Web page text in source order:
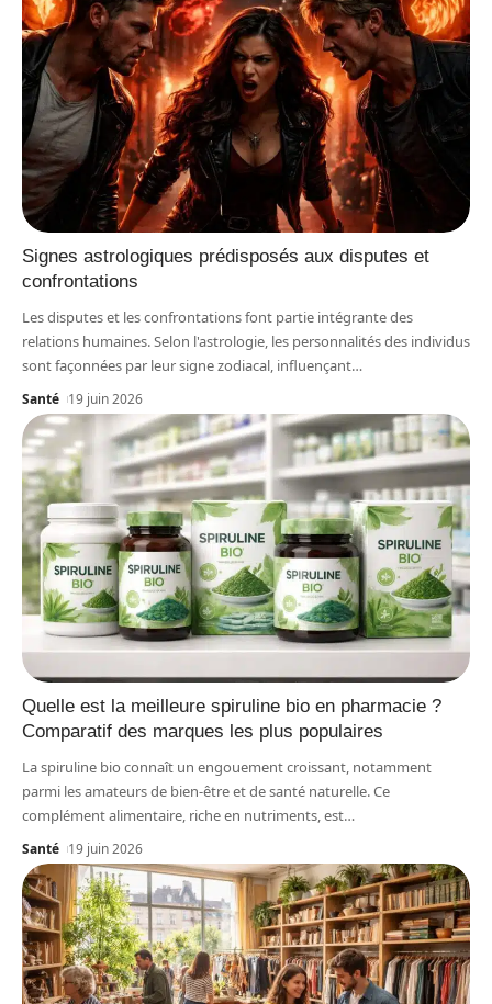
Signes astrologiques prédisposés aux disputes et
confrontations
Les disputes et les confrontations font partie intégrante des
relations humaines. Selon l'astrologie, les personnalités des individus
sont façonnées par leur signe zodiacal, influençant…
Santé 19 juin 2026
Quelle est la meilleure spiruline bio en pharmacie ?
Comparatif des marques les plus populaires
La spiruline bio connaît un engouement croissant, notamment
parmi les amateurs de bien-être et de santé naturelle. Ce
complément alimentaire, riche en nutriments, est…
Santé 19 juin 2026